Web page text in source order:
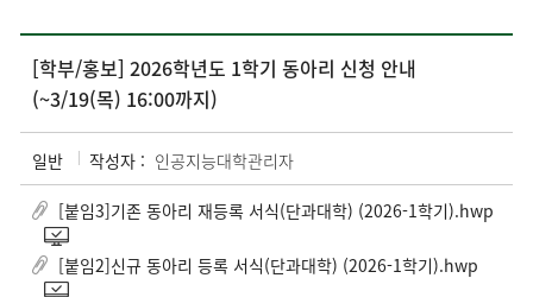
[학부/홍보] 2026학년도 1학기 동아리 신청 안내
(~3/19(목) 16:00까지)
일반 작성자 : 인공지능대학관리자
[붙임3]기존 동아리 재등록 서식(단과대학) (2026-1학기).hwp
[붙임2]신규 동아리 등록 서식(단과대학) (2026-1학기).hwp